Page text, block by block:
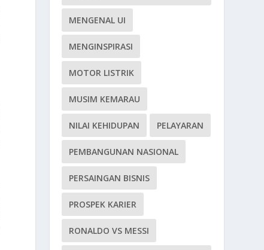
MENGENAL UI
MENGINSPIRASI
MOTOR LISTRIK
MUSIM KEMARAU
NILAI KEHIDUPAN PELAYARAN
PEMBANGUNAN NASIONAL
PERSAINGAN BISNIS
PROSPEK KARIER
RONALDO VS MESSI